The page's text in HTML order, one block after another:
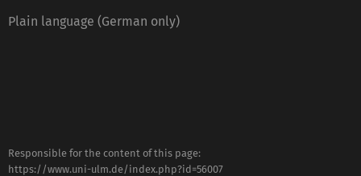
Plain language (German only)
Responsible for the content of this page:
https://www.uni-ulm.de/index.php?id=56007